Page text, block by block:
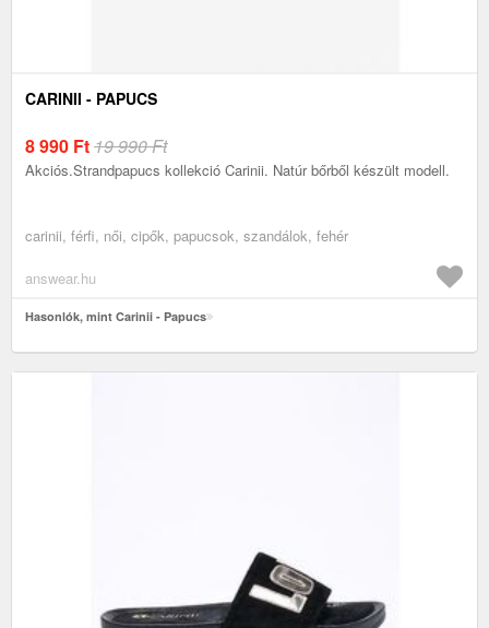
CARINII - PAPUCS
8 990 Ft19 990 Ft
Akciós.Strandpapucs kollekció Carinii. Natúr bőrből készült modell.
carinii, férfi, női, cipők, papucsok, szandálok, fehér
answear.hu
Hasonlók, mint Carinii - Papucs